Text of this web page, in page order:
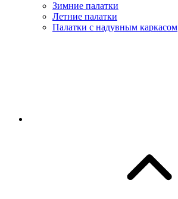
Зимние палатки
Летние палатки
Палатки с надувным каркасом